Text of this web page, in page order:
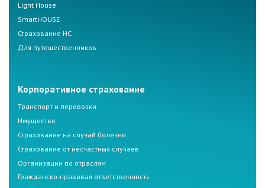
Light House
SmartHOUSE
Страхование НС
Для путешественников
Корпоративное страхование
Транспорт и перевозки
Имущество
Страхование на случай болезни
Страхование от несчастных случаев
Организации по отраслям
Гражданско-правовая ответственность